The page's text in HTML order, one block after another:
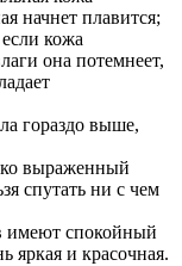
начнет плавится;
кожа
она потемнеет,
гораздо выше,
выраженный
спутать ни с чем
имеют спокойный
яркая и красочная.